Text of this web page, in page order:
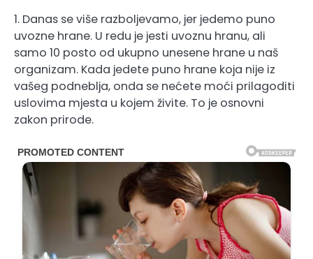
1. Danas se više razboljevamo, jer jedemo puno
uvozne hrane. U redu je jesti uvoznu hranu, ali
samo 10 posto od ukupno unesene hrane u naš
organizam. Kada jedete puno hrane koja nije iz
vašeg podneblja, onda se nećete moći prilagoditi
uslovima mjesta u kojem živite. To je osnovni
zakon prirode.